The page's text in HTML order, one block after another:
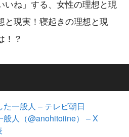
いね」する、女性の理想と現
と現実！寝起きの理想と現
！？
一般人 – テレビ朝日
人（@anohitoiine） – X